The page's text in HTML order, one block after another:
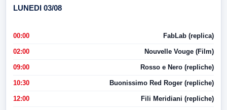
LUNEDI 03/08
00:00 FabLab (replica)
02:00 Nouvelle Vouge (Film)
09:00 Rosso e Nero (repliche)
10:30 Buonissimo Red Roger (repliche)
12:00 Fili Meridiani (repliche)